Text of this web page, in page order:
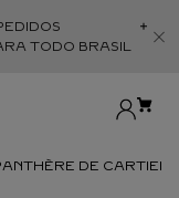
TODO BRASIL
DE CARTIER